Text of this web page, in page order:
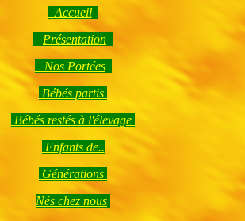
Accueil
Présentation
Nos Portées
Bébés partis
Bébés restés à l'élevage
Enfants de..
Générations
Nés chez nous